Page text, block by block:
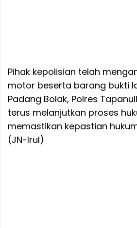
Pihak kepolisian telah
motor beserta barang bukti
Padang Bolak, Polres
terus melanjutkan proses
memastikan kepastian
(JN-Irul)